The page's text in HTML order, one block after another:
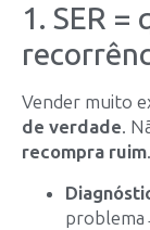
1. SER
Vender muito
de verdade.
recompra ruim